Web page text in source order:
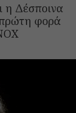
η Δέσποινα
πρώτη φορά